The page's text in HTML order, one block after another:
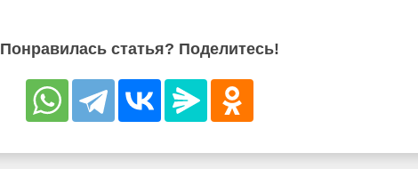
Понравилась статья? Поделитесь!